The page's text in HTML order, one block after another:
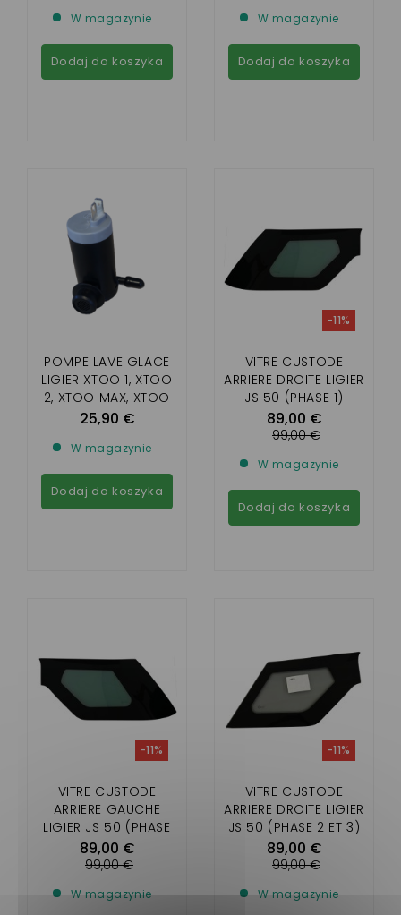
W magazynie
Dodaj do koszyka
W magazynie
Dodaj do koszyka
POMPE LAVE GLACE
LIGIER XTOO 1, XTOO
2, XTOO MAX, XTOO
S/R/RS, MICROCAR
25,90 €
W magazynie
Dodaj do koszyka
VITRE CUSTODE
ARRIERE DROITE LIGIER
JS 50 (PHASE 1)
89,00 €
-11%
99,00 €
W magazynie
Dodaj do koszyka
VITRE CUSTODE
ARRIERE GAUCHE
LIGIER JS 50 (PHASE
1)
89,00 €
-11%
99,00 €
W magazynie
VITRE CUSTODE
ARRIERE DROITE LIGIER
JS 50 (PHASE 2 ET 3)
89,00 €
-11%
99,00 €
W magazynie